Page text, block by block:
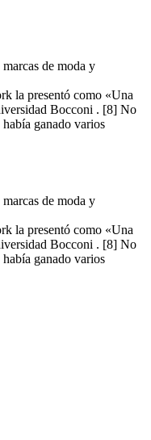
de moda y
la presentó como «Una
Bocconi . [8] No
ganado varios
de moda y
la presentó como «Una
Bocconi . [8] No
ganado varios